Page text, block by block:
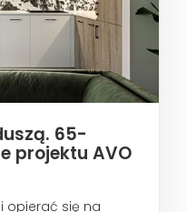
65-
projektu AVO
opierać się na